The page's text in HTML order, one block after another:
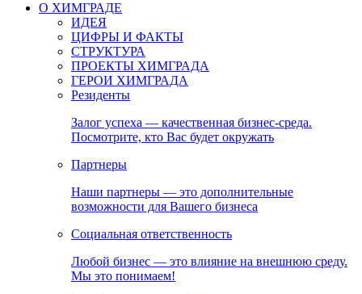
О ХИМГРАДЕ
ИДЕЯ
ЦИФРЫ И ФАКТЫ
СТРУКТУРА
ПРОЕКТЫ ХИМГРАДА
ГЕРОИ ХИМГРАДА
Резиденты
Залог успеха — качественная бизнес-среда.
Посмотрите, кто Вас будет окружать
Партнеры
Наши партнеры — это дополнительные
возможности для Вашего бизнеса
Социальная ответственность
Любой бизнес — это влияние на внешнюю среду.
Мы это понимаем!